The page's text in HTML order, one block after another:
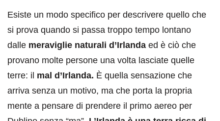
Esiste un modo specifico per descrivere quello che
si prova quando si passa troppo tempo lontano
dalle meraviglie naturali d’Irlanda ed è ciò che
provano molte persone una volta lasciate quelle
terre: il mal d’Irlanda. È quella sensazione che
arriva senza un motivo, ma che porta la propria
mente a pensare di prendere il primo aereo per